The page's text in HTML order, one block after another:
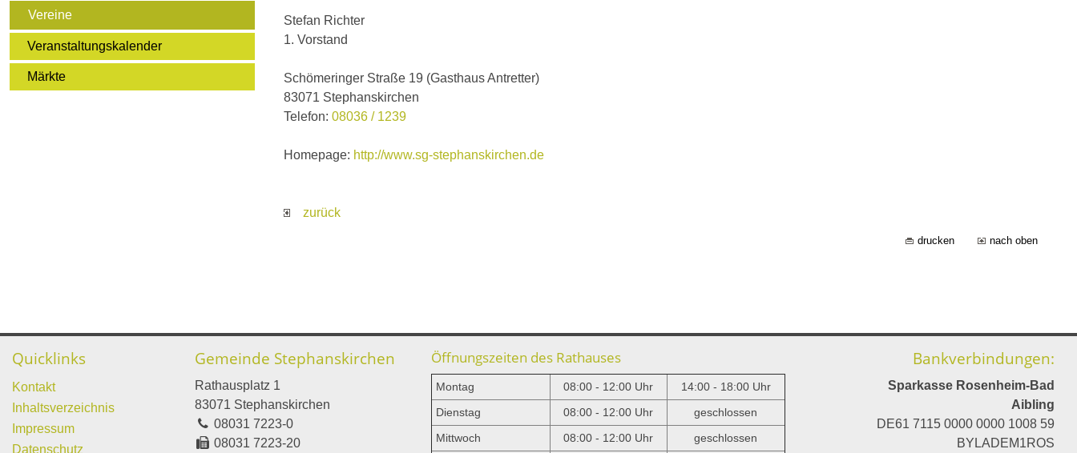
Vereine
Veranstaltungskalender
Märkte
Stefan Richter
1. Vorstand
Schömeringer Straße 19 (Gasthaus Antretter)
83071 Stephanskirchen
Telefon: 08036 / 1239
Homepage: http://www.sg-stephanskirchen.de
zurück
drucken nach oben
Quicklinks
Kontakt
Inhaltsverzeichnis
Impressum
Datenschutz
Gemeinde Stephanskirchen
Rathausplatz 1
83071 Stephanskirchen
08031 7223-0
08031 7223-20
Öffnungszeiten des Rathauses
Montag 08:00 - 12:00 Uhr
14:00 - 18:00 Uhr
Dienstag
08:00 - 12:00 Uhr
geschlossen
Mittwoch
08:00 - 12:00 Uhr geschlossen
Bankverbindungen:
Sparkasse Rosenheim-Bad
Aibling
DE61 7115 0000 0000 1008 59
BYLADEM1ROS